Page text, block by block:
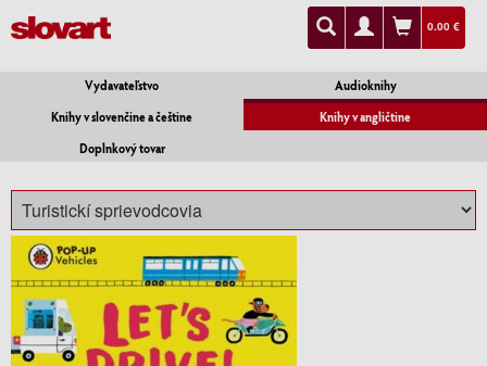
0.00 €
Vydavateľstvo
Audioknihy
Knihy v slovenčine a češtine
Knihy v angličtine
Doplnkový tovar